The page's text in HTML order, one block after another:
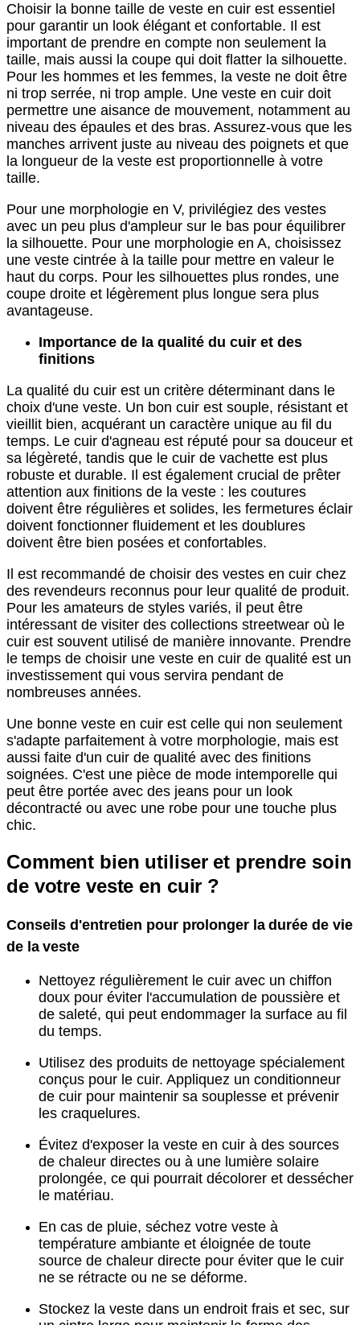
Choisir la bonne taille de veste en cuir est essentiel
pour garantir un look élégant et confortable. Il est
important de prendre en compte non seulement la
taille, mais aussi la coupe qui doit flatter la silhouette.
Pour les hommes et les femmes, la veste ne doit être
ni trop serrée, ni trop ample. Une veste en cuir doit
permettre une aisance de mouvement, notamment au
niveau des épaules et des bras. Assurez-vous que les
manches arrivent juste au niveau des poignets et que
la longueur de la veste est proportionnelle à votre
taille.
Pour une morphologie en V, privilégiez des vestes
avec un peu plus d'ampleur sur le bas pour équilibrer
la silhouette. Pour une morphologie en A, choisissez
une veste cintrée à la taille pour mettre en valeur le
haut du corps. Pour les silhouettes plus rondes, une
coupe droite et légèrement plus longue sera plus
avantageuse.
Importance de la qualité du cuir et des
finitions
La qualité du cuir est un critère déterminant dans le
choix d'une veste. Un bon cuir est souple, résistant et
vieillit bien, acquérant un caractère unique au fil du
temps. Le cuir d'agneau est réputé pour sa douceur et
sa légèreté, tandis que le cuir de vachette est plus
robuste et durable. Il est également crucial de prêter
attention aux finitions de la veste : les coutures
doivent être régulières et solides, les fermetures éclair
doivent fonctionner fluidement et les doublures
doivent être bien posées et confortables.
Il est recommandé de choisir des vestes en cuir chez
des revendeurs reconnus pour leur qualité de produit.
Pour les amateurs de styles variés, il peut être
intéressant de visiter des collections streetwear où le
cuir est souvent utilisé de manière innovante. Prendre
le temps de choisir une veste en cuir de qualité est un
investissement qui vous servira pendant de
nombreuses années.
Une bonne veste en cuir est celle qui non seulement
s'adapte parfaitement à votre morphologie, mais est
aussi faite d'un cuir de qualité avec des finitions
soignées. C'est une pièce de mode intemporelle qui
peut être portée avec des jeans pour un look
décontracté ou avec une robe pour une touche plus
chic.
Comment bien utiliser et prendre soin
de votre veste en cuir ?
Conseils d'entretien pour prolonger la durée de vie
de la veste
Nettoyez régulièrement le cuir avec un chiffon
doux pour éviter l'accumulation de poussière et
de saleté, qui peut endommager la surface au fil
du temps.
Utilisez des produits de nettoyage spécialement
conçus pour le cuir. Appliquez un conditionneur
de cuir pour maintenir sa souplesse et prévenir
les craquelures.
Évitez d'exposer la veste en cuir à des sources
de chaleur directes ou à une lumière solaire
prolongée, ce qui pourrait décolorer et dessécher
le matériau.
En cas de pluie, séchez votre veste à
température ambiante et éloignée de toute
source de chaleur directe pour éviter que le cuir
ne se rétracte ou ne se déforme.
Stockez la veste dans un endroit frais et sec, sur